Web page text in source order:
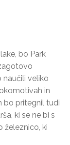
bo Park
naučili veliko
in
bo pritegnil tudi
ki se ne bi s
železnico, ki